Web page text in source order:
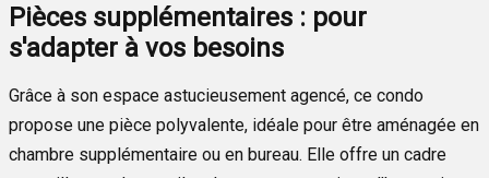
Pièces supplémentaires : pour
s'adapter à vos besoins
Grâce à son espace astucieusement agencé, ce condo
propose une pièce polyvalente, idéale pour être aménagée en
chambre supplémentaire ou en bureau. Elle offre un cadre